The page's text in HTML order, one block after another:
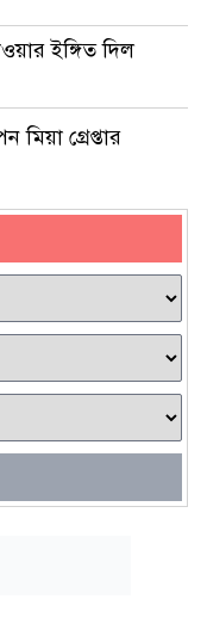
ইঙ্গিত দিল
মিয়া গ্রেপ্তার